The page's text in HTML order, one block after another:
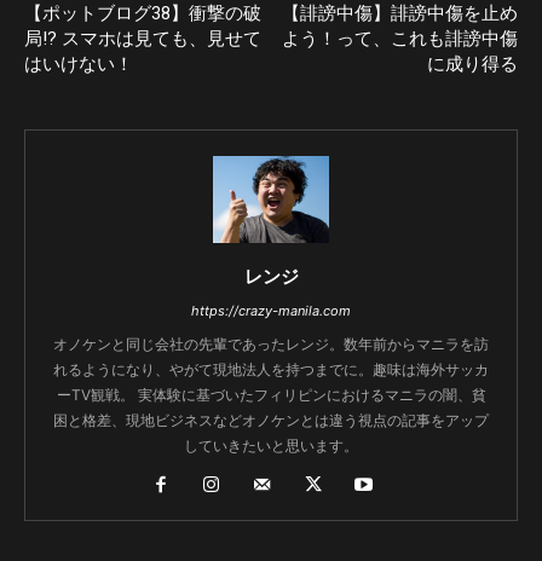
【ポットブログ38】衝撃の破
局!? スマホは見ても、見せて
はいけない！
【誹謗中傷】誹謗中傷を止め
よう！って、これも誹謗中傷
に成り得る
レンジ
https://crazy-manila.com
オノケンと同じ会社の先輩であったレンジ。数年前からマニラを訪
れるようになり、やがて現地法人を持つまでに。趣味は海外サッカ
ーTV観戦。 実体験に基づいたフィリピンにおけるマニラの闇、貧
困と格差、現地ビジネスなどオノケンとは違う視点の記事をアップ
していきたいと思います。